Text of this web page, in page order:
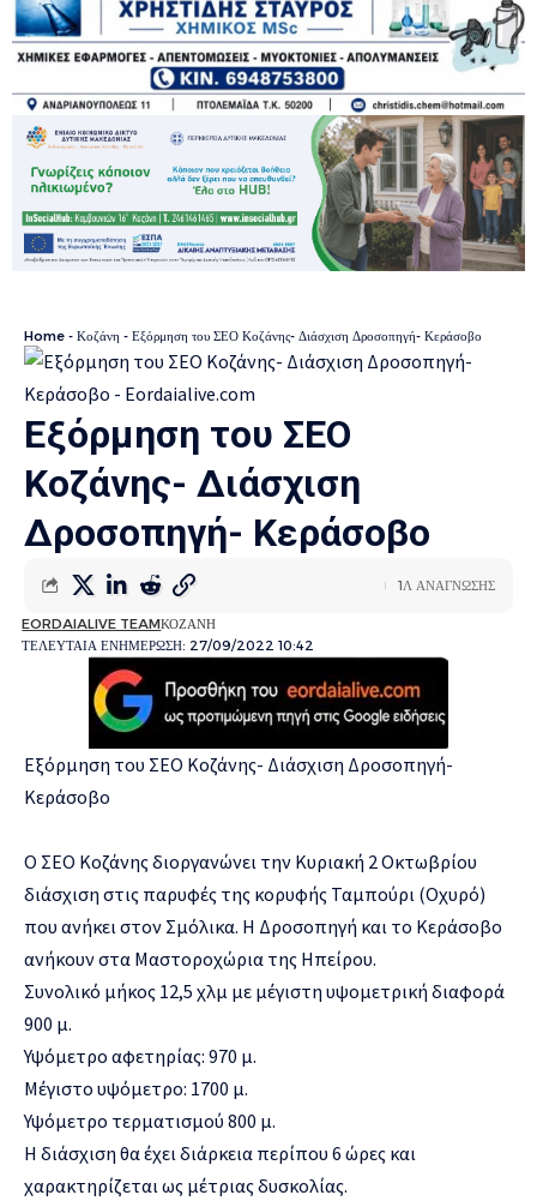
Home - Κοζάνη - Εξόρμηση του ΣΕΟ Κοζάνης- Διάσχιση Δροσοπηγή- Κεράσοβο
Εξόρμηση του ΣΕΟ
Κοζάνης- Διάσχιση
Δροσοπηγή- Κεράσοβο
ΤΕΛΕΥΤΑΙΑ ΕΝΗΜΕΡΩΣΗ: 27/09/2022 10:42
EORDAIALIVE TEAMΚΟΖΑΝΗ
1Λ ΑΝΑΓΝΩΣΗΣ
Εξόρμηση του ΣΕΟ Κοζάνης- Διάσχιση Δροσοπηγή-
Κεράσοβο
Ο ΣΕΟ Κοζάνης διοργανώνει την Κυριακή 2 Οκτωβρίου
διάσχιση στις παρυφές της κορυφής Ταμπούρι (Οχυρό)
που ανήκει στον Σμόλικα. Η Δροσοπηγή και το Κεράσοβο
ανήκουν στα Μαστοροχώρια της Ηπείρου.
Συνολικό μήκος 12,5 χλμ με μέγιστη υψομετρική διαφορά
900 μ.
Υψόμετρο αφετηρίας: 970 μ.
Μέγιστο υψόμετρο: 1700 μ.
Υψόμετρο τερματισμού 800 μ.
Η διάσχιση θα έχει διάρκεια περίπου 6 ώρες και
χαρακτηρίζεται ως μέτριας δυσκολίας.